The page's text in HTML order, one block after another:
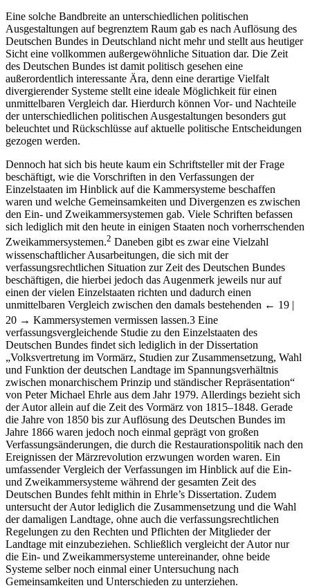
Eine solche Bandbreite an unterschiedlichen politischen
Ausgestaltungen auf begrenztem Raum gab es nach Auflösung des
Deutschen Bundes in Deutschland nicht mehr und stellt aus heutiger
Sicht eine vollkommen außergewöhnliche Situation dar. Die Zeit
des Deutschen Bundes ist damit politisch gesehen eine
außerordentlich interessante Ära, denn eine derartige Vielfalt
divergierender Systeme stellt eine ideale Möglichkeit für einen
unmittelbaren Vergleich dar. Hierdurch können Vor- und Nachteile
der unterschiedlichen politischen Ausgestaltungen besonders gut
beleuchtet und Rückschlüsse auf aktuelle politische Entscheidungen
gezogen werden.
Dennoch hat sich bis heute kaum ein Schriftsteller mit der Frage
beschäftigt, wie die Vorschriften in den Verfassungen der
Einzelstaaten im Hinblick auf die Kammersysteme beschaffen
waren und welche Gemeinsamkeiten und Divergenzen es zwischen
den Ein- und Zweikammersystemen gab. Viele Schriften befassen
sich lediglich mit den heute in einigen Staaten noch vorherrschenden
Zweikammersystemen.2 Daneben gibt es zwar eine Vielzahl
wissenschaftlicher Ausarbeitungen, die sich mit der
verfassungsrechtlichen Situation zur Zeit des Deutschen Bundes
beschäftigen, die hierbei jedoch das Augenmerk jeweils nur auf
einen der vielen Einzelstaaten richten und dadurch einen
unmittelbaren Vergleich zwischen den damals bestehenden ← 19 |
20 → Kammersystemen vermissen lassen.3 Eine
verfassungsvergleichende Studie zu den Einzelstaaten des
Deutschen Bundes findet sich lediglich in der Dissertation
„Volksvertretung im Vormärz, Studien zur Zusammensetzung, Wahl
und Funktion der deutschen Landtage im Spannungsverhältnis
zwischen monarchischem Prinzip und ständischer Repräsentation“
von Peter Michael Ehrle aus dem Jahr 1979. Allerdings bezieht sich
der Autor allein auf die Zeit des Vormärz von 1815–1848. Gerade
die Jahre von 1850 bis zur Auflösung des Deutschen Bundes im
Jahre 1866 waren jedoch noch einmal geprägt von großen
Verfassungsänderungen, die durch die Restaurationspolitik nach den
Ereignissen der Märzrevolution erzwungen worden waren. Ein
umfassender Vergleich der Verfassungen im Hinblick auf die Ein-
und Zweikammersysteme während der gesamten Zeit des
Deutschen Bundes fehlt mithin in Ehrle’s Dissertation. Zudem
untersucht der Autor lediglich die Zusammensetzung und die Wahl
der damaligen Landtage, ohne auch die verfassungsrechtlichen
Regelungen zu den Rechten und Pflichten der Mitglieder der
Landtage mit einzubeziehen. Schließlich vergleicht der Autor nur
die Ein- und Zweikammersysteme untereinander, ohne beide
Systeme selber noch einmal einer Untersuchung nach
Gemeinsamkeiten und Unterschieden zu unterziehen.